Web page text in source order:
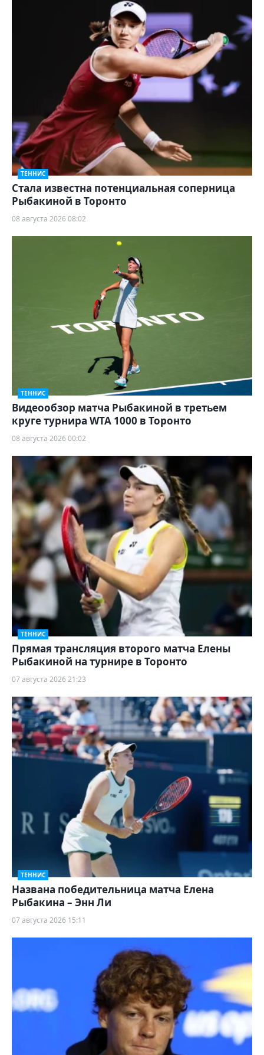
ТЕННИС
Cтала известна потенциальная соперница
Рыбакиной в Торонто
08 августа 2026 08:02
ТЕННИС
Видеообзор матча Рыбакиной в третьем
круге турнира WTA 1000 в Торонто
08 августа 2026 00:02
ТЕННИС
Прямая трансляция второго матча Елены
Рыбакиной на турнире в Торонто
07 августа 2026 21:23
ТЕННИС
Названа победительница матча Елена
Рыбакина – Энн Ли
07 августа 2026 15:11